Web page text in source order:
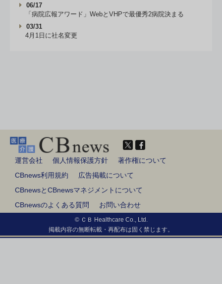
06/17
「病院広報アワード」WebとVHPで最優秀2病院決まる
03/31
4月1日に社名変更
運営会社 個人情報保護方針
著作権について
CBnews利用規約
広告掲載について
CBnewsとCBnewsマネジメントについて
CBnewsのよくある質問
お問い合わせ
© ＣＢ Healthcare Co., Ltd.
掲載内容の無断転載・再配布は固く禁じます。